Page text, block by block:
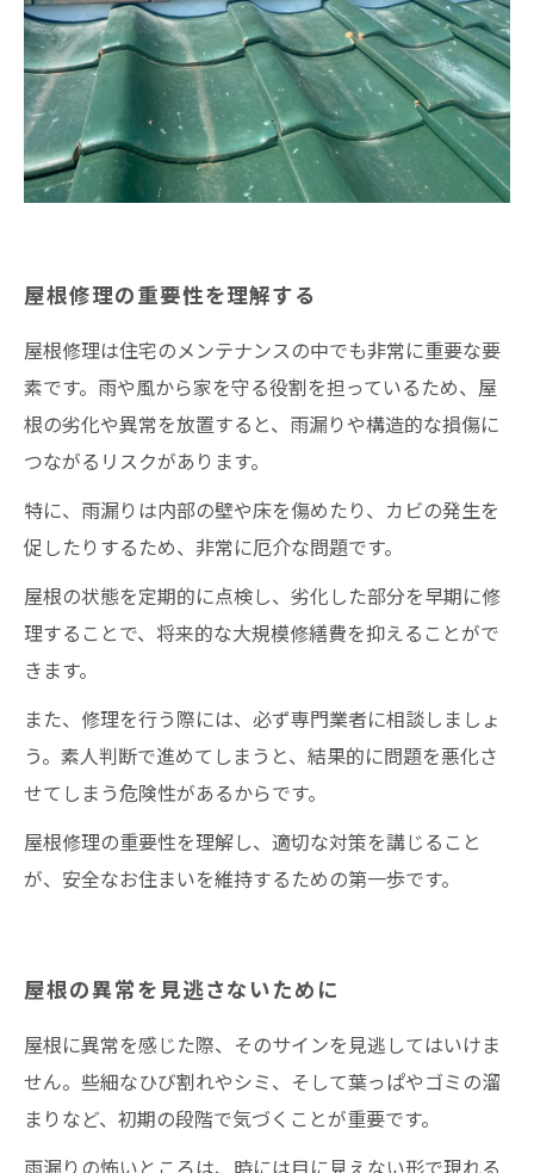
屋根修理の重要性を理解する
屋根修理は住宅のメンテナンスの中でも非常に重要な要
素です。雨や風から家を守る役割を担っているため、屋
根の劣化や異常を放置すると、雨漏りや構造的な損傷に
つながるリスクがあります。
特に、雨漏りは内部の壁や床を傷めたり、カビの発生を
促したりするため、非常に厄介な問題です。
屋根の状態を定期的に点検し、劣化した部分を早期に修
理することで、将来的な大規模修繕費を抑えることがで
きます。
また、修理を行う際には、必ず専門業者に相談しましょ
う。素人判断で進めてしまうと、結果的に問題を悪化さ
せてしまう危険性があるからです。
屋根修理の重要性を理解し、適切な対策を講じること
が、安全なお住まいを維持するための第一歩です。
屋根の異常を見逃さないために
屋根に異常を感じた際、そのサインを見逃してはいけま
せん。些細なひび割れやシミ、そして葉っぱやゴミの溜
まりなど、初期の段階で気づくことが重要です。
雨漏りの怖いところは、時には目に見えない形で現れる